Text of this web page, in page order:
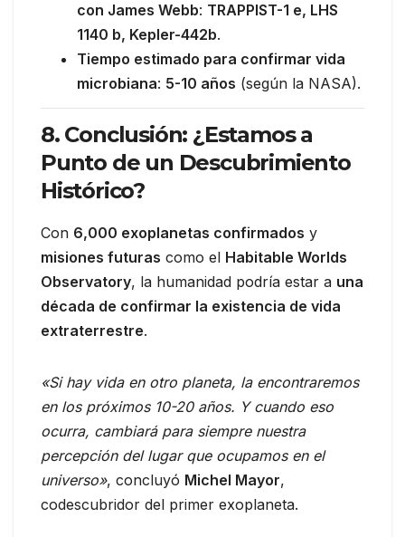
con James Webb: TRAPPIST-1 e, LHS
1140 b, Kepler-442b.
Tiempo estimado para confirmar vida
microbiana: 5-10 años (según la NASA).
8. Conclusión: ¿Estamos a
Punto de un Descubrimiento
Histórico?
Con 6,000 exoplanetas confirmados y
misiones futuras como el Habitable Worlds
Observatory, la humanidad podría estar a una
década de confirmar la existencia de vida
extraterrestre.
«Si hay vida en otro planeta, la encontraremos
en los próximos 10-20 años. Y cuando eso
ocurra, cambiará para siempre nuestra
percepción del lugar que ocupamos en el
universo», concluyó Michel Mayor,
codescubridor del primer exoplaneta.